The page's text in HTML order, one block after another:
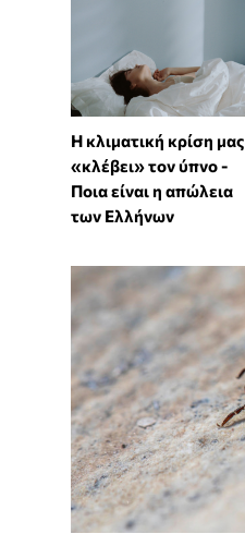
Η κλιματική κρίση μας
«κλέβει» τον ύπνο -
Ποια είναι η απώλεια
των Ελλήνων